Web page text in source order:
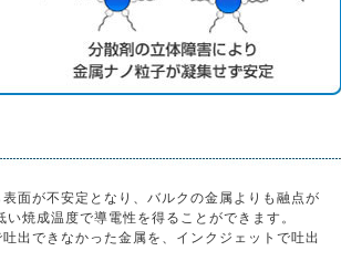
面が不安定となり、バルクの金属よりも融点が
焼成温度で導電性を得ることができます。
出できなかった金属を、インクジェットで吐出